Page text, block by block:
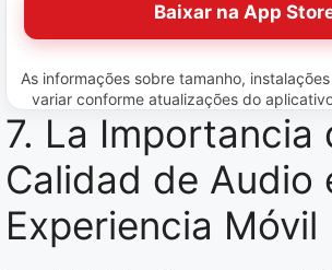
Baixar na App
As informações sobre tamanho,
variar conforme atualizações do
7. La Importancia
Calidad de Audio
Experiencia Móvil